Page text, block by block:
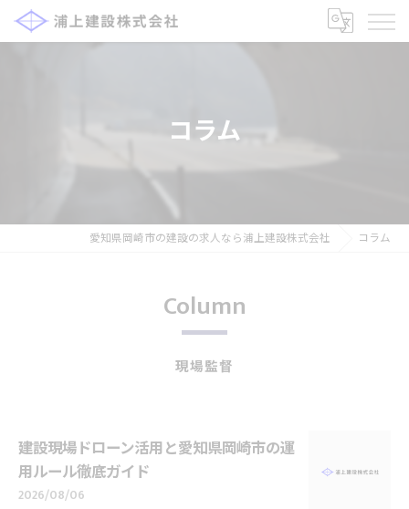
コラム
愛知県岡崎市の建設の求人なら浦上建設株式会社 コラム
Column
現場監督
建設現場ドローン活用と愛知県岡崎市の運
用ルール徹底ガイド
2026/08/06